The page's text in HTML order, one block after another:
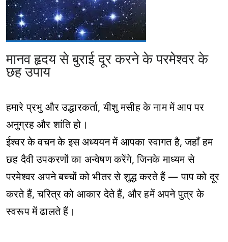
मानव हृदय से बुराई दूर करने के परमेश्वर के
छह उपाय
हमारे प्रभु और उद्धारकर्ता, यीशु मसीह के नाम में आप पर
अनुग्रह और शांति हो।
ईश्वर के वचन के इस अध्ययन में आपका स्वागत है, जहाँ हम
छह दैवी उपकरणों का अन्वेषण करेंगे, जिनके माध्यम से
परमेश्वर अपने बच्चों को भीतर से शुद्ध करते हैं — पाप को दूर
करते हैं, चरित्र को आकार देते हैं, और हमें अपने पुत्र के
स्वरूप में ढालते हैं।